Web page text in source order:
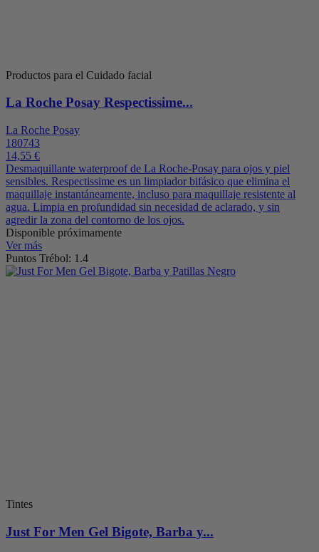
Productos para el Cuidado facial
La Roche Posay Respectissime...
La Roche Posay
180743
14,55 €
Desmaquillante waterproof de La Roche-Posay para ojos y piel
sensibles. Respectissime es un limpiador bifásico que elimina el
maquillaje instantáneamente, incluso para maquillaje resistente al
agua. Limpia en profundidad sin necesidad de aclarado, y sin
agredir la zona del contorno de los ojos.
Disponible próximamente
Ver más
Puntos Trébol: 1.4
Tintes
Just For Men Gel Bigote, Barba y...